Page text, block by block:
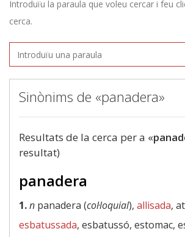
Introduïu la paraula que voleu cercar i feu
cerca.
Sinònims de «panadera»
Resultats de la cerca per a «
resultat)
panadera
1.n panadera (col·loquial), allisada,
esbatussada, esbatussó, estomac,